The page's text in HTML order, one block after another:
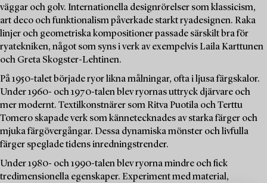
väggar och golv. Internationella designrörelser som klassicism,
art deco och funktionalism påverkade starkt ryadesignen. Raka
linjer och geometriska kompositioner passade särskilt bra för
ryatekniken, något som syns i verk av exempelvis Laila Karttunen
och Greta Skogster-Lehtinen.
På 1950-talet började ryor likna målningar, ofta i ljusa färgskalor.
Under 1960- och 1970-talen blev ryornas uttryck djärvare och
mer modernt. Textilkonstnärer som Ritva Puotila och Terttu
Tomero skapade verk som kännetecknades av starka färger och
mjuka färgövergångar. Dessa dynamiska mönster och livfulla
färger speglade tidens inredningstrender.
Under 1980- och 1990-talen blev ryorna mindre och fick
tredimensionella egenskaper. Experiment med material,